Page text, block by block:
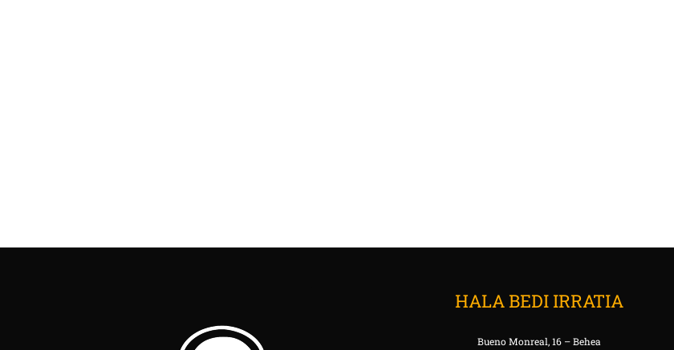
HALA BEDI IRRATIA
Bueno Monreal, 16 – Behea